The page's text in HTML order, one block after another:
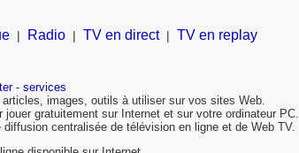
| Radio | TV en direct| TV en replay
- services
images, outils à utiliser sur vos sites Web.
gratuitement sur Internet et sur votre ordinateur PC.
centralisée de télévision en ligne et de Web TV.